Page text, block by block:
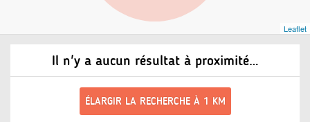
Il n'y a aucun résultat à proximité…
ÉLARGIR LA RECHERCHE À 1 KM
Leaflet